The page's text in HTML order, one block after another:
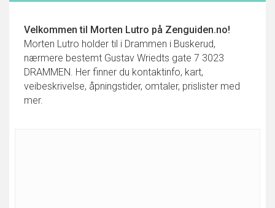
Velkommen til Morten Lutro på Zenguiden.no!
Morten Lutro holder til i Drammen i Buskerud,
nærmere bestemt Gustav Wriedts gate 7 3023
DRAMMEN. Her finner du kontaktinfo, kart,
veibeskrivelse, åpningstider, omtaler, prislister med
mer.